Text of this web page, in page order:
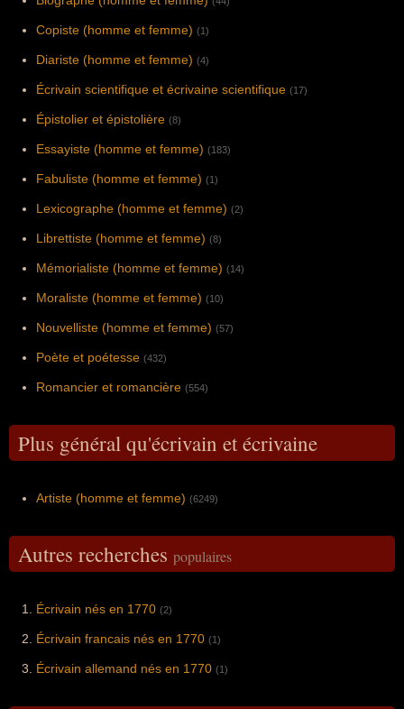
Copiste (homme et femme) (1)
Diariste (homme et femme) (4)
Écrivain scientifique et écrivaine scientifique (17)
Épistolier et épistolière (8)
Essayiste (homme et femme) (183)
Fabuliste (homme et femme) (1)
Lexicographe (homme et femme) (2)
Librettiste (homme et femme) (8)
Mémorialiste (homme et femme) (14)
Moraliste (homme et femme) (10)
Nouvelliste (homme et femme) (57)
Poète et poétesse (432)
Romancier et romancière (554)
Plus général qu'écrivain et écrivaine
Artiste (homme et femme) (6249)
Autres recherches populaires
Écrivain nés en 1770 (2)
Écrivain francais nés en 1770 (1)
Écrivain allemand nés en 1770 (1)